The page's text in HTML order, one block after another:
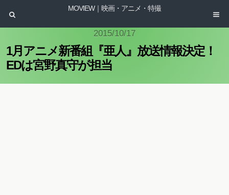
MOVIEW｜映画・アニメ・特撮
2015/10/17
1月アニメ新番組『亜人』放送情報決定！
EDは宮野真守が担当